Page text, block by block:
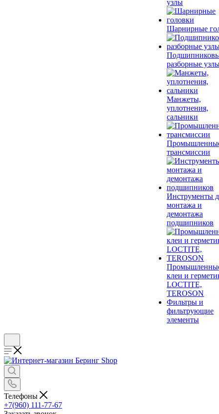
узлы
Шарнирные
разборные
Манжеты,
уплотнения,
сальники
трансмиссии
Инструменты
монтажа и
демонтажа
подшипников
клеи и
LOCTITE,
TEROSON
Фильтры и
фильтрующие
элементы
Телефоны
+7(960) 111-77-67